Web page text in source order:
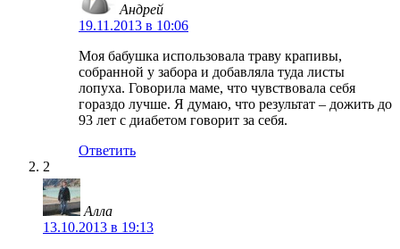
Андрей
19.11.2013 в 10:06
Моя бабушка использовала траву крапивы,
собранной у забора и добавляла туда листы
лопуха. Говорила маме, что чувствовала себя
гораздо лучше. Я думаю, что результат – дожить до
93 лет с диабетом говорит за себя.
Ответить
2
Алла
13.10.2013 в 19:13